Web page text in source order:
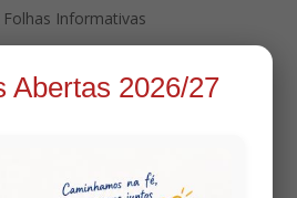
Folhas Informativas
Abertas 2026/27